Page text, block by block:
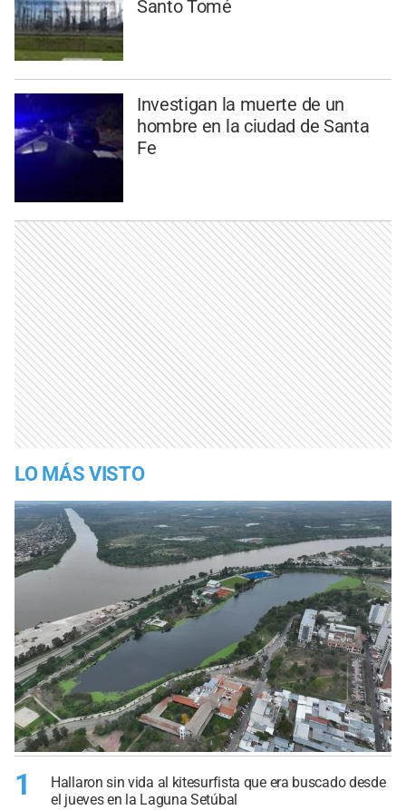
Santo Tomé
Investigan la muerte de un
hombre en la ciudad de Santa
Fe
LO MÁS VISTO
1
Hallaron sin vida al kitesurfista que era buscado desde
el jueves en la Laguna Setúbal